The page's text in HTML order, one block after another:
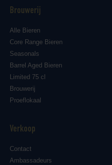
Brouwerij
Alle Bieren
Core Range Bieren
Seasonals
Barrel Aged Bieren
Limited 75 cl
Brouwerij
Proeflokaal
Verkoop
Contact
Ambassadeurs